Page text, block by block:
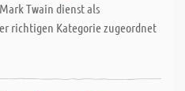
Twain dienst als
richtigen Kategorie zugeordnet